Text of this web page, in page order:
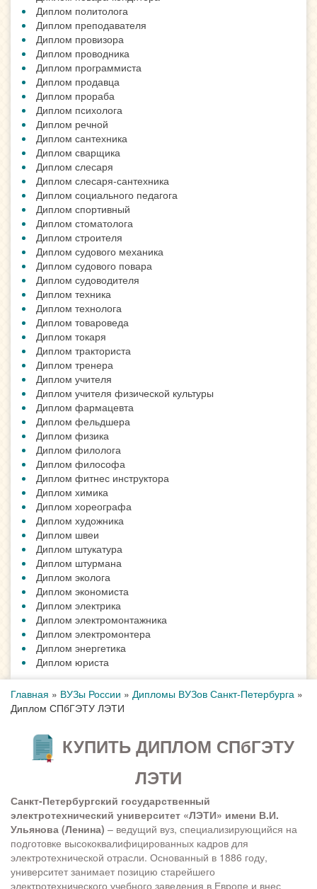
Диплом политолога
Диплом преподавателя
Диплом провизора
Диплом проводника
Диплом программиста
Диплом продавца
Диплом прораба
Диплом психолога
Диплом речной
Диплом сантехника
Диплом сварщика
Диплом слесаря
Диплом слесаря-сантехника
Диплом социального педагога
Диплом спортивный
Диплом стоматолога
Диплом строителя
Диплом судового механика
Диплом судового повара
Диплом судоводителя
Диплом техника
Диплом технолога
Диплом товароведа
Диплом токаря
Диплом тракториста
Диплом тренера
Диплом учителя
Диплом учителя физической культуры
Диплом фармацевта
Диплом фельдшера
Диплом физика
Диплом филолога
Диплом философа
Диплом фитнес инструктора
Диплом химика
Диплом хореографа
Диплом художника
Диплом швеи
Диплом штукатура
Диплом штурмана
Диплом эколога
Диплом экономиста
Диплом электрика
Диплом электромонтажника
Диплом электромонтера
Диплом энергетика
Диплом юриста
Главная » ВУЗы России » Дипломы ВУЗов Санкт-Петербурга »
Диплом СПбГЭТУ ЛЭТИ
КУПИТЬ ДИПЛОМ СПбГЭТУ
ЛЭТИ
Санкт-Петербургский государственный
электротехнический университет «ЛЭТИ» имени В.И.
Ульянова (Ленина) – ведущий вуз, специализирующийся на
подготовке высококвалифицированных кадров для
электротехнической отрасли. Основанный в 1886 году,
университет занимает позицию старейшего
электротехнического учебного заведения в Европе и внес